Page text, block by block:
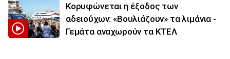
Κορυφώνεται η έξοδος των
αδειούχων: «Βουλιάζουν» τα λιμάνια -
Γεμάτα αναχωρούν τα ΚΤΕΛ